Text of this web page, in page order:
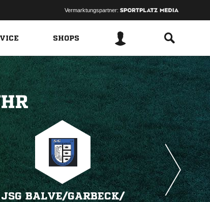
Vermarktungspartner:
SHOPS
JSG BALVE/​GARBECK/​